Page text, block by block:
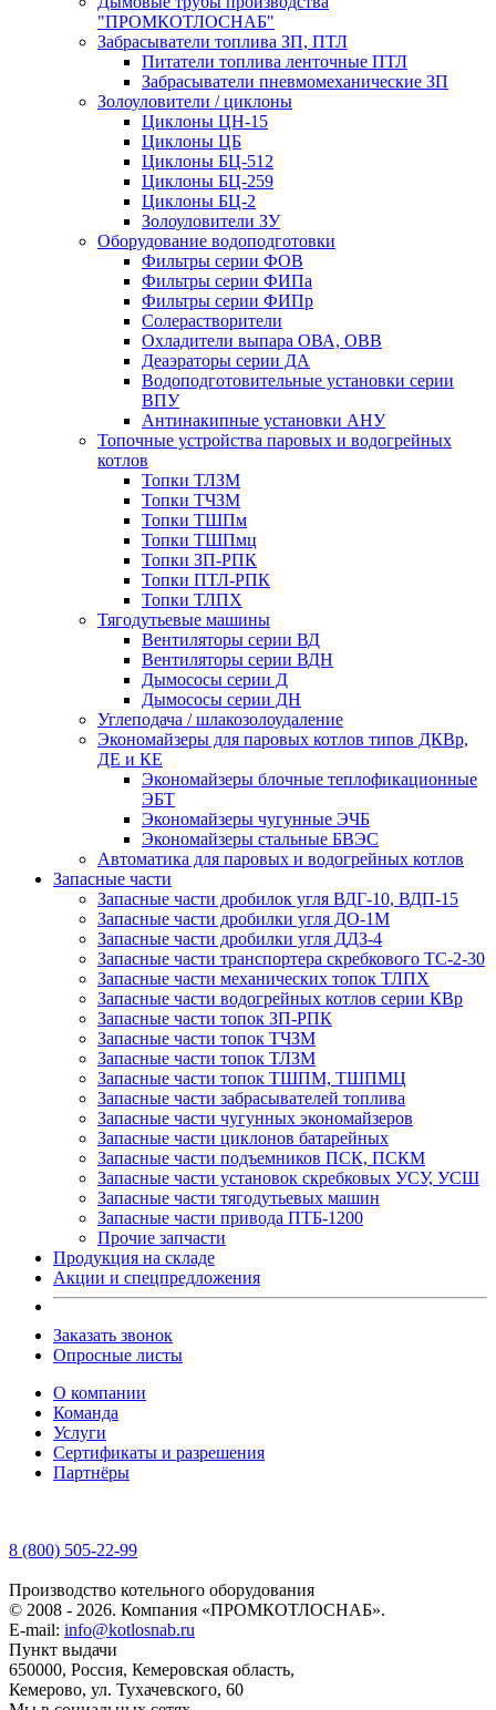
"ПРОМКОТЛОСНАБ"
Забрасыватели топлива ЗП, ПТЛ
Питатели топлива ленточные ПТЛ
Забрасыватели пневмомеханические ЗП
Золоуловители / циклоны
Циклоны ЦН-15
Циклоны ЦБ
Циклоны БЦ-512
Циклоны БЦ-259
Циклоны БЦ-2
Золоуловители ЗУ
Оборудование водоподготовки
Фильтры серии ФОВ
Фильтры серии ФИПа
Фильтры серии ФИПр
Солерастворители
Охладители выпара ОВА, ОВВ
Деаэраторы серии ДА
Водоподготовительные установки серии
ВПУ
Антинакипные установки АНУ
Топочные устройства паровых и водогрейных
котлов
Топки ТЛЗМ
Топки ТЧЗМ
Топки ТШПм
Топки ТШПмц
Топки ЗП-РПК
Топки ПТЛ-РПК
Топки ТЛПХ
Тягодутьевые машины
Вентиляторы серии ВД
Вентиляторы серии ВДН
Дымососы серии Д
Дымососы серии ДН
Углеподача / шлакозолоудаление
Экономайзеры для паровых котлов типов ДКВр,
ДЕ и КЕ
Экономайзеры блочные теплофикационные
ЭБТ
Экономайзеры чугунные ЭЧБ
Экономайзеры стальные БВЭС
Автоматика для паровых и водогрейных котлов
Запасные части
Запасные части дробилок угля ВДГ-10, ВДП-15
Запасные части дробилки угля ДО-1М
Запасные части дробилки угля ДДЗ-4
Запасные части транспортера скребкового ТС-2-30
Запасные части механических топок ТЛПХ
Запасные части водогрейных котлов серии КВр
Запасные части топок ЗП-РПК
Запасные части топок ТЧЗМ
Запасные части топок ТЛЗМ
Запасные части топок ТШПМ, ТШПМЦ
Запасные части забрасывателей топлива
Запасные части чугунных экономайзеров
Запасные части циклонов батарейных
Запасные части подъемников ПСК, ПСКМ
Запасные части установок скребковых УСУ, УСШ
Запасные части тягодутьевых машин
Запасные части привода ПТБ-1200
Прочие запчасти
Продукция на складе
Акции и спецпредложения
Заказать звонок
Опросные листы
О компании
Команда
Услуги
Сертификаты и разрешения
Партнёры
8 (800) 505-22-99
Производство котельного оборудования
© 2008 - 2026. Компания «ПРОМКОТЛОСНАБ».
E-mail: info@kotlosnab.ru
Пункт выдачи
650000, Россия, Кемеровская область,
Кемерово, ул. Тухачевского, 60